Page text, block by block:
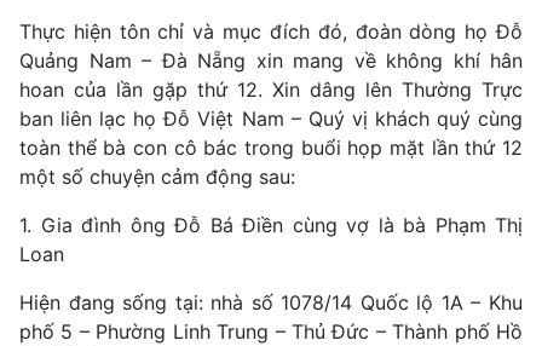
Thực hiện tôn chỉ và mục đích đó, đoàn dòng họ Đỗ
Quảng Nam – Đà Nẵng xin mang về không khí hân
hoan của lần gặp thứ 12. Xin dâng lên Thường Trực
ban liên lạc họ Đỗ Việt Nam – Quý vị khách quý cùng
toàn thể bà con cô bác trong buổi họp mặt lần thứ 12
một số chuyện cảm động sau:
1. Gia đình ông Đỗ Bá Điền cùng vợ là bà Phạm Thị
Loan
Hiện đang sống tại: nhà số 1078/14 Quốc lộ 1A – Khu
phố 5 – Phường Linh Trung – Thủ Đức – Thành phố Hồ